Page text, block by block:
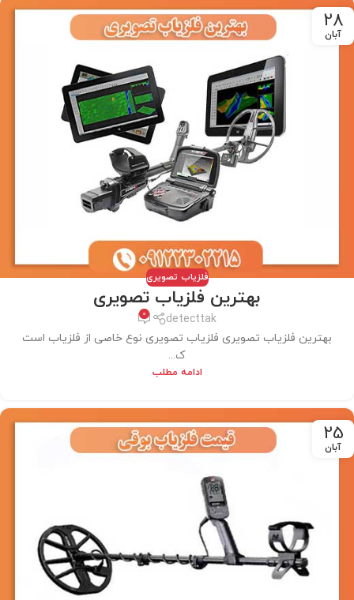
28
آبان
فلزیاب تصویری
بهترین فلزیاب تصویری
detecttak
0
بهترین فلزیاب تصویری فلزیاب تصویری نوع خاصی از فلزیاب است
ک...
ادامه مطلب
25
آبان